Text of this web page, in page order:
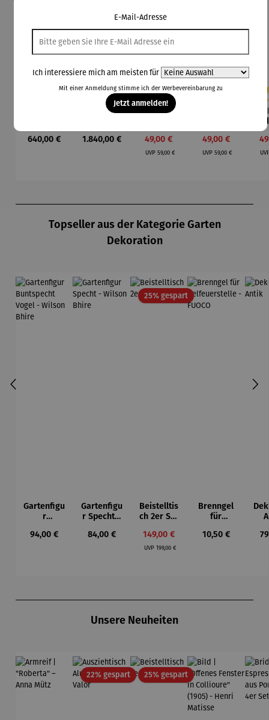
911 (2023)
– Holger
Regulärer Preis:
640,00 €
Büste |
e des
Tutancha
Regulärer Preis:
1.840,00 €
Durchschnittliche Bewertung von 5
Die
aus
Kunststein
| Farmi
Verkaufspreis:
49,00 €
UVP Regulärer Preis:
59,00 €
Durchschnittliche
aus
Kunststein
| Papa
Verkaufspreis:
49,00 €
UVPRegulärer Preis:
59,00 €
Topseller aus der Kategorie Garten
Dekoration
Gartenfigu
r
t Vogel -
Regulärer Preis:
94,00 €
Gartenfigu
r Specht -
Bhire
Regulärer Preis:
84,00 €
25% gespartRabatt
Beistelltis
ch 2er Set
Verkaufspreis:
149,00 €
UVP Regulärer Preis:
199,00 €
Brenngel
für
elle -
Regulärer Preis:
10,50 €
Unsere Neuheiten
22% gespartRabatt25% gespartRabatt
E-Mail-Adresse
Ich interessiere mich am meisten für
Mit einer Anmeldung stimme ich der Werbevereinbarungzu
Jetzt anmelden!